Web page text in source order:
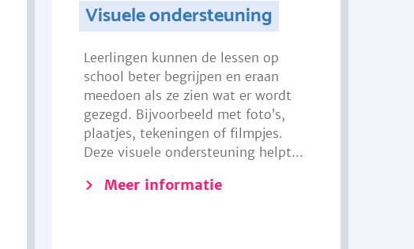
Visuele ondersteuning
Leerlingen kunnen de lessen op
school beter begrijpen en eraan
meedoen als ze zien wat er wordt
gezegd. Bijvoorbeeld met foto’s,
plaatjes, tekeningen of filmpjes.
Deze visuele ondersteuning helpt...
Meer informatie